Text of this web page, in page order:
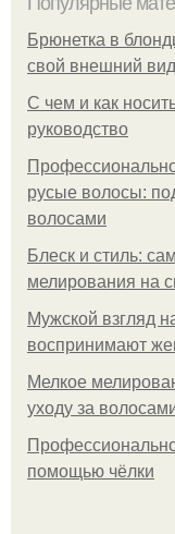
Брюнетка в
свой внешний вид
С чем и как
руководство
русые волосы:
волосами
Блеск и стиль:
мелирования на
Мужской взгляд
воспринимают
Мелкое
уходу за
помощью чёлки